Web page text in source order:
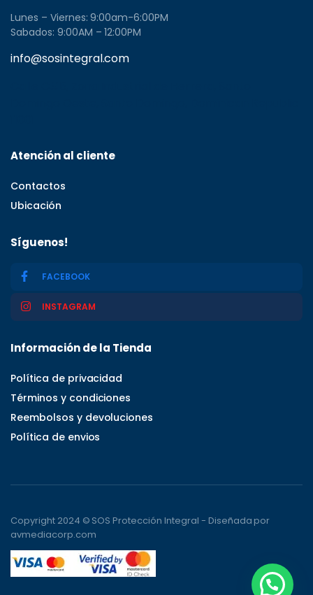
Lunes – Viernes: 9:00am-6:00PM
Sabados: 9:00AM – 12:00PM
info@sosintegral.com
Atención al cliente
Contactos
Ubicación
Síguenos!
FACEBOOK
INSTAGRAM
Información de la Tienda
Política de privacidad
Términos y condiciones
Reembolsos y devoluciones
Política de envios
Copyright 2024 © SOS Protección Integral - Diseñada por
avmediacorp.com